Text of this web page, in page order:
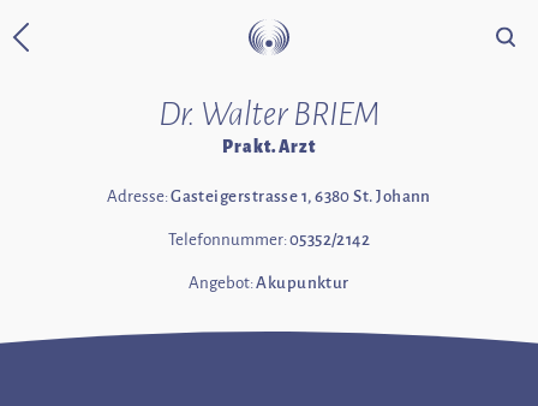
Zurück zur Startseite Suche
Dr. Walter BRIEM
Prakt. Arzt
Adresse:Gasteigerstrasse 1, 6380 St. Johann
Telefonnummer:05352/2142
Angebot:Akupunktur